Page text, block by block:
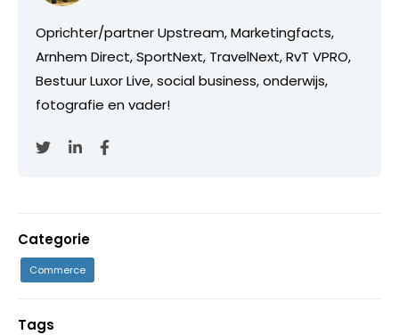
Oprichter/partner Upstream, Marketingfacts,
Arnhem Direct, SportNext, TravelNext, RvT VPRO,
Bestuur Luxor Live, social business, onderwijs,
fotografie en vader!
Categorie
Commerce
Tags